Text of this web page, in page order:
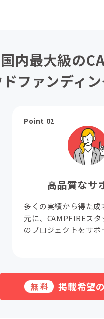
国内最大級の
ファンディ
Point 02
高品質なサ
多くの実績から得た成
元に、CAMPFIREスタ
のプロジェクトをサポ
無料 掲載希望